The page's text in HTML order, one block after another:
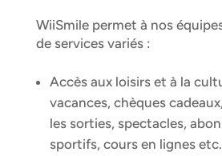
WiiSmile permet à nos
de services variés :
Accès aux loisirs et à la
vacances, chèques
les sorties, spectacles,
sportifs, cours en lignes etc.